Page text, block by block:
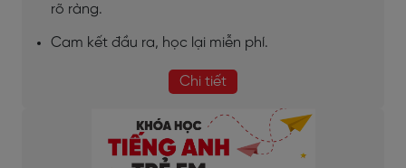
rõ ràng.
Cam kết đầu ra, học lại miễn phí.
Chi tiết